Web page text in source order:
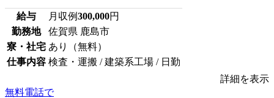
給与 月収例300,000円
勤務地
佐賀県 鹿島市
寮・社宅 あり（無料）
仕事内容 検査・運搬 / 建築系工場 / 日勤
詳細を表示
無料電話で